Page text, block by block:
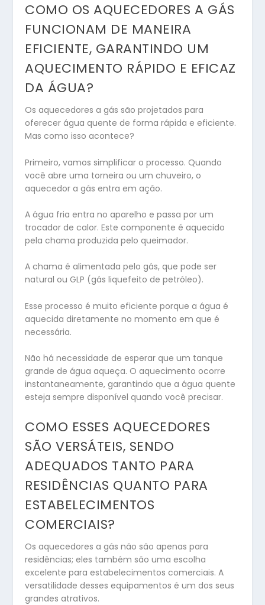
COMO OS AQUECEDORES A GÁS
FUNCIONAM DE MANEIRA
EFICIENTE, GARANTINDO UM
AQUECIMENTO RÁPIDO E EFICAZ
DA ÁGUA?
Os aquecedores a gás são projetados para
oferecer água quente de forma rápida e eficiente.
Mas como isso acontece?
Primeiro, vamos simplificar o processo. Quando
você abre uma torneira ou um chuveiro, o
aquecedor a gás entra em ação.
A água fria entra no aparelho e passa por um
trocador de calor. Este componente é aquecido
pela chama produzida pelo queimador.
A chama é alimentada pelo gás, que pode ser
natural ou GLP (gás liquefeito de petróleo).
Esse processo é muito eficiente porque a água é
aquecida diretamente no momento em que é
necessária.
Não há necessidade de esperar que um tanque
grande de água aqueça. O aquecimento ocorre
instantaneamente, garantindo que a água quente
esteja sempre disponível quando você precisar.
COMO ESSES AQUECEDORES
SÃO VERSÁTEIS, SENDO
ADEQUADOS TANTO PARA
RESIDÊNCIAS QUANTO PARA
ESTABELECIMENTOS
COMERCIAIS?
Os aquecedores a gás não são apenas para
residências; eles também são uma escolha
excelente para estabelecimentos comerciais. A
versatilidade desses equipamentos é um dos seus
grandes atrativos.